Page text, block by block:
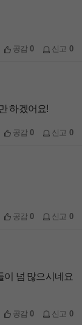
공감0 신고 0
하겠어요!
공감0 신고 0
공감0 신고 0
이 넘 많으시네요
공감0 신고 0